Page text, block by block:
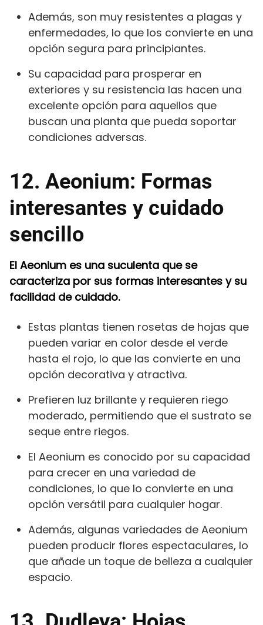
Además, son muy resistentes a plagas y
enfermedades, lo que los convierte en una
opción segura para principiantes.
Su capacidad para prosperar en
exteriores y su resistencia las hacen una
excelente opción para aquellos que
buscan una planta que pueda soportar
condiciones adversas.
12. Aeonium: Formas
interesantes y cuidado
sencillo
El Aeonium es una suculenta que se
caracteriza por sus formas interesantes y su
facilidad de cuidado.
Estas plantas tienen rosetas de hojas que
pueden variar en color desde el verde
hasta el rojo, lo que las convierte en una
opción decorativa y atractiva.
Prefieren luz brillante y requieren riego
moderado, permitiendo que el sustrato se
seque entre riegos.
El Aeonium es conocido por su capacidad
para crecer en una variedad de
condiciones, lo que lo convierte en una
opción versátil para cualquier hogar.
Además, algunas variedades de Aeonium
pueden producir flores espectaculares, lo
que añade un toque de belleza a cualquier
espacio.